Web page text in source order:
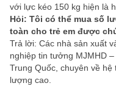
với lực kéo 150 kg hiện là
Hỏi: Tôi có thể mua số
toàn cho trẻ em được
Trả lời: Các nhà sản xuất
nghiệp tin tưởng MJMHD
Trung Quốc, chuyên về
lượng cao.